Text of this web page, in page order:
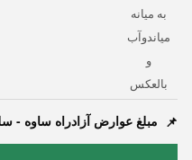
به میانه
میاندوآب
و
بالعکس
مبلغ عوارض آزادراه ساوه -